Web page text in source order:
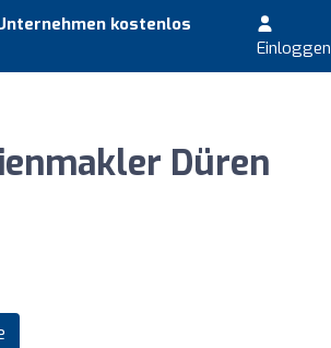
kostenlos
Einloggen
Düren